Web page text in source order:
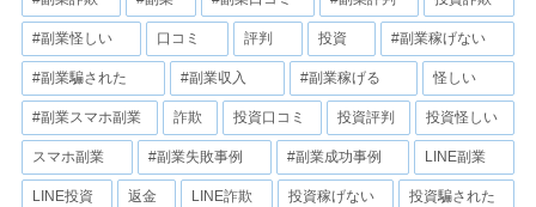
#副業怪しい 口コミ 評判 投資 #副業稼げない
#副業騙された #副業収入 #副業稼げる 怪しい
#副業スマホ副業 詐欺 投資口コミ 投資評判 投資怪しい
スマホ副業 #副業失敗事例 #副業成功事例 LINE副業
LINE投資 返金 LINE詐欺 投資稼げない 投資騙された